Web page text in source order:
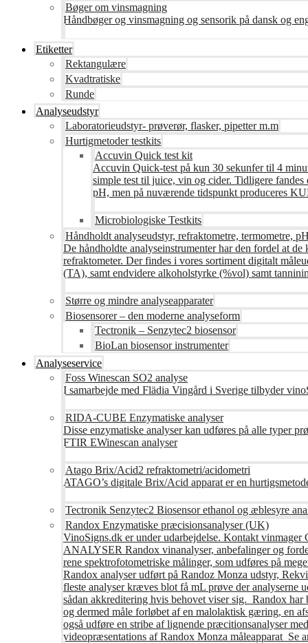
Bøger om vinsmagning
Håndbøger og vinsmagning og sensorik på dansk og
Etiketter
Rektangulære
Kvadtratiske
Runde
Analyseudstyr
Laboratorieudstyr- prøverør, flasker, pipetter m.m
Hurtigmetoder testkits
Accuvin Quick test kit
Accuvin Quick-test på kun 30 sekunfer til 4
simple test til juice, vin og cider. Tidligere
pH, men på nuværende tidspunkt produceres
Microbiologiske Testkits
Håndholdt analyseudstyr, refraktometre, termometre,
De håndholdte analyseinstrumenter har den fordel at
refraktometer. Der findes i vores sortiment digitalt
(TA), samt endvidere alkoholstyrke (%vol) samt
Større og mindre analyseapparater
Biosensorer – den moderne analyseform
Tectronik – Senzytec2 biosensor
BioLan biosensor instrumenter
Analyseservice
Foss Winescan SO2 analyse
I samarbejde med Flädia Vingård i Sverige tilbyder
RIDA-CUBE Enzymatiske analyser
Disse enzymatiske analyser kan udføres på alle typer
FTIR EWinescan analyser
Atago Brix/Acid2 refraktometri/acidometri
ATAGO’s digitale Brix/Acid apparat er en
Tectronik Senzytec2 Biosensor ethanol og æblesyre
Randox Enzymatiske præcisionsanalyser (UK)
VinoSigns.dk er under udarbejdelse. Kontakt
ANALYSER Randox vinanalyser, anbefalinger og
rene spektrofotometriske målinger, som udføres på
Randox analyser udført på Randoz Monza udstyr,
fleste analyser kræves blot få mL prøve der analyserne
sådan akkreditering hvis behovet viser sig. Randox
og dermed måle forløbet af en malolaktisk gæring, en
også udføre en stribe af lignende præcitionsanalyser
videopræsentations af Randox Monza måleapparat